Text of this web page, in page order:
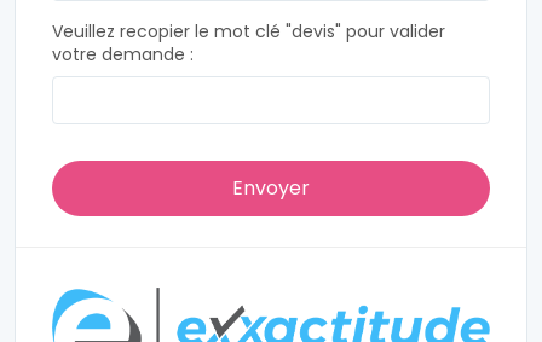
Veuillez recopier le mot clé "devis" pour valider
votre demande :